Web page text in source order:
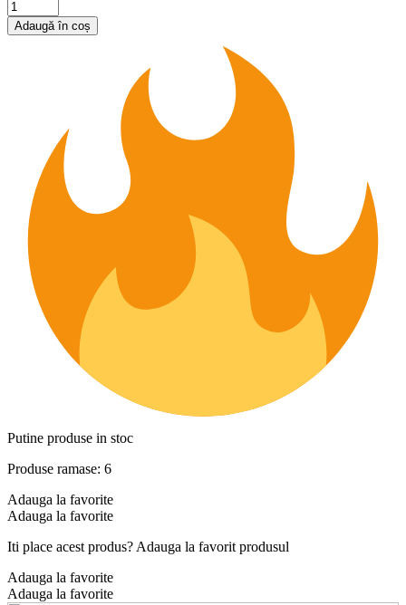
Adaugă în coș
Putine produse in stoc
Produse ramase: 6
Adauga la favorite
Adauga la favorite
Iti place acest produs? Adauga la favorit produsul
Adauga la favorite
Adauga la favorite